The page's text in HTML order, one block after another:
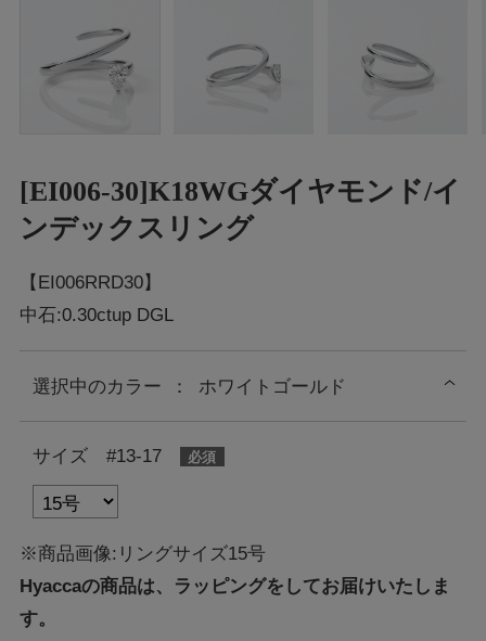
[EI006-30]K18WGダイヤモンド/イ
ンデックスリング
【EI006RRD30】
中石:0.30ctup DGL
選択中のカラー ： ホワイトゴールド
サイズ #13-17
※商品画像:リングサイズ15号
Hyaccaの商品は、ラッピングをしてお届けいたしま
す。